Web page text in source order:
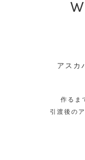
アスカ
作るま
引渡後の